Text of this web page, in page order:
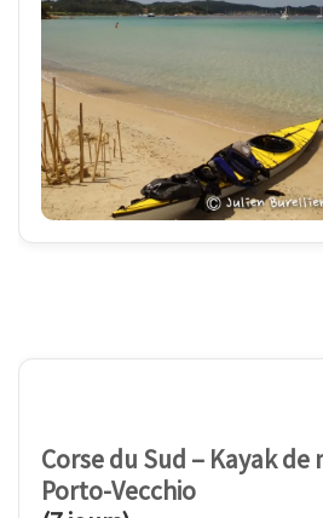
Corse du Sud – Kayak de
Porto-Vecchio